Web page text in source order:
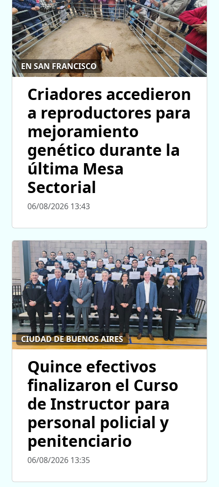
EN SAN FRANCISCO
Criadores accedieron
a reproductores para
mejoramiento
genético durante la
última Mesa
Sectorial
06/08/2026 13:43
CIUDAD DE BUENOS AIRES
Quince efectivos
finalizaron el Curso
de Instructor para
personal policial y
penitenciario
06/08/2026 13:35